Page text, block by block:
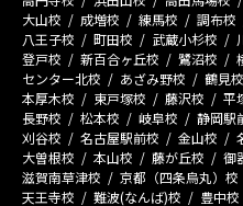
大山校
成増校 練馬校 調布校
八王子校
町田校 武蔵小杉校
登戸校
新百合ヶ丘校 鷺沼校
センター北校
あざみ野校 鶴見校
本厚木校
東戸塚校 藤沢校 平
長野校
松本校 岐阜校 静岡駅
刈谷校
名古屋駅前校 金山校
大曽根校
本山校 藤が丘校 御
滋賀南草津校
京都（四条烏丸）校
天王寺校
難波(なんば)校 豊中校